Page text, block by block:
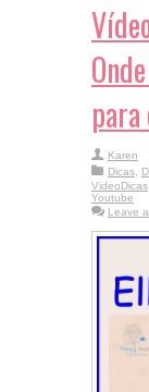
Karen
Dicas
VideoDicas
Youtube
Leave